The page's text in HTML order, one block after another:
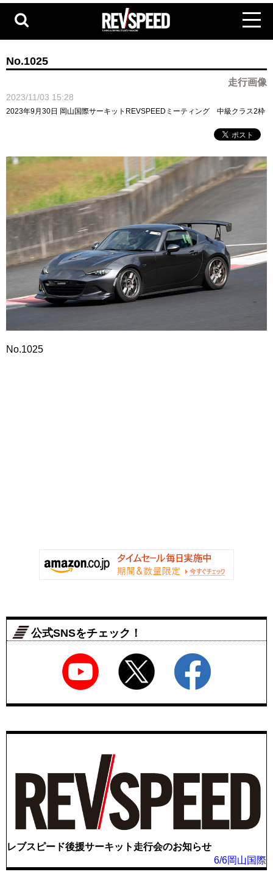
No.1025
走行画像
2023/11/03 15:28
2023年9月30日 岡山国際サーキットREVSPEEDミーティング 中級クラス2枠
No.1025
公式SNSをチェック！
レブスピード後援サーキット走行会のお知らせ
6/6岡山国際